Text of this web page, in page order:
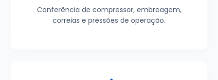
Conferência de compressor, embreagem,
correias e pressões de operação.